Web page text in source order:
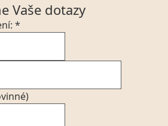
Vaše dotazy
*